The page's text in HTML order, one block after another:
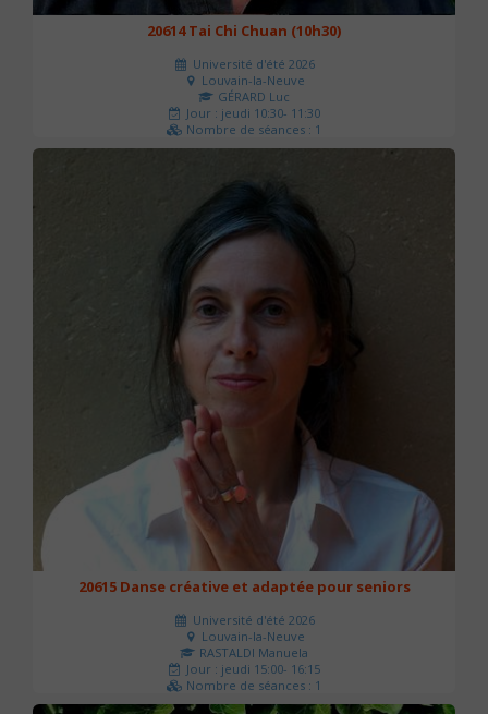
20614 Tai Chi Chuan (10h30)
Université d'été 2026
Louvain-la-Neuve
GÉRARD Luc
Jour : jeudi 10:30- 11:30
Nombre de séances : 1
0 €
20615 Danse créative et adaptée pour seniors
Université d'été 2026
Louvain-la-Neuve
RASTALDI Manuela
Jour : jeudi 15:00- 16:15
Nombre de séances : 1
0 €